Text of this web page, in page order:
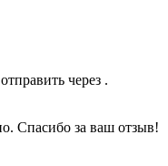
через .
Спасибо за ваш отзыв!